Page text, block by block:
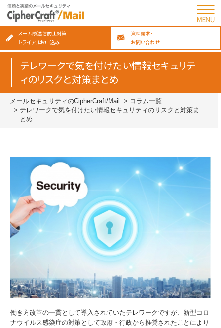
メール誤送信防止対策
トライアルお申込み
資料請求・
お問い合わせ
メールセキュリティのCipherCraft/Mail
コラム一覧
テレワークで気を付けたい情報セキュリティのリスクと対策ま
とめ
テレワークで気を付けたい情報セキュリテ
ィのリスクと対策まとめ
働き方改革の一貫として導入されていたテレワークですが、新型コロ
ナウイルス感染症の対策として政府・行政から推奨されたことにより